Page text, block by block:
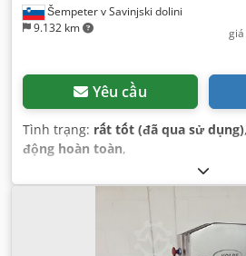
Šempeter v Savinjski dolini
9.132 km
Yêu cầu
Tình trạng: rất tốt (đã qua sử dụng)
động hoàn toàn,